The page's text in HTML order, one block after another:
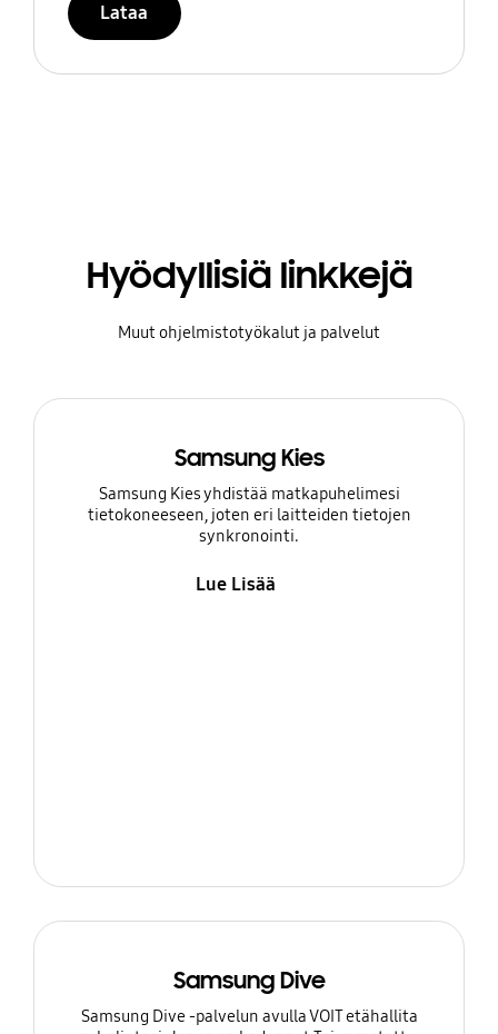
Lataa
Hyödyllisiä linkkejä
Muut ohjelmistotyökalut ja palvelut
Samsung Kies
Samsung Kies yhdistää matkapuhelimesi
tietokoneeseen, joten eri laitteiden tietojen
synkronointi.
Lue Lisää
Samsung Dive
Samsung Dive -palvelun avulla VOIT etähallita